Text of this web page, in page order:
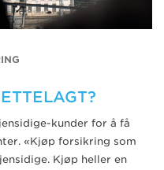
kunder for å få
«Kjøp forsikring som
Kjøp heller en